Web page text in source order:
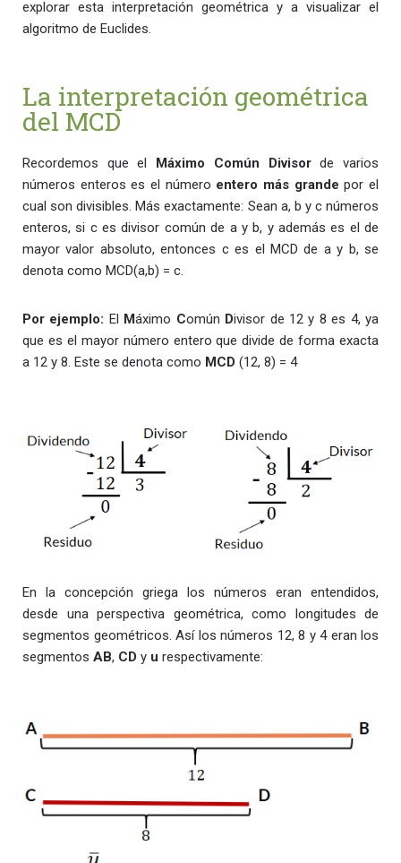
explorar esta interpretación geométrica y a visualizar el
algoritmo de Euclides.
La interpretación geométrica
del MCD
Recordemos que el Máximo Común Divisorde varios
números enteros es el número entero más grandepor el
cual son divisibles. Más exactamente: Sean a, b y c números
enteros, si c es divisor común de a y b, y además es el de
mayor valor absoluto, entonces c es el MCD de a y b, se
denota como MCD(a,b) = c.
Por ejemplo: El Máximo Común Divisor de 12 y 8 es 4, ya
que es el mayor número entero que divide de forma exacta
a 12 y 8. Este se denota como MCD (12, 8) = 4
En la concepción griega los números eran entendidos,
desde una perspectiva geométrica, como longitudes de
segmentos geométricos. Así los números 12, 8 y 4 eran los
segmentos AB, CD y u respectivamente: